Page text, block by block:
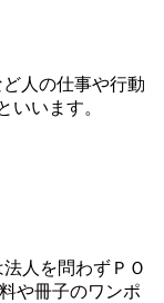
人の仕事や行動
いいます。
人を問わずＰＯ
や冊子のワンポ